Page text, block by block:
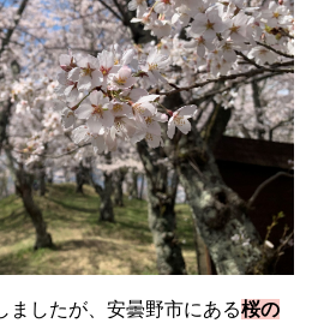
ましたが、安曇野市にある桜の